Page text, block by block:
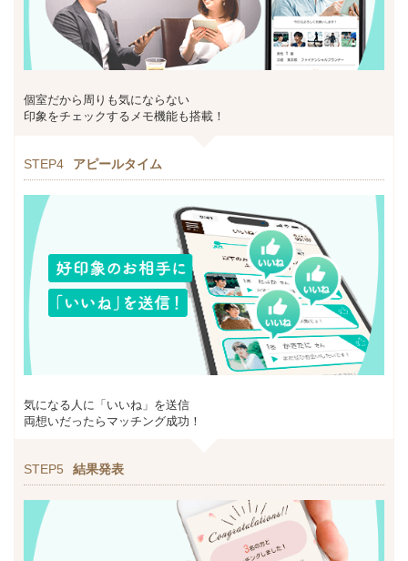
個室だから周りも気にならない
印象をチェックするメモ機能も搭載！
STEP4 アピールタイム
気になる人に「いいね」を送信
両想いだったらマッチング成功！
STEP5 結果発表